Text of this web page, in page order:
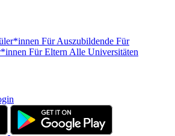
Für Auszubildende Für
Für Eltern Alle Universitäten